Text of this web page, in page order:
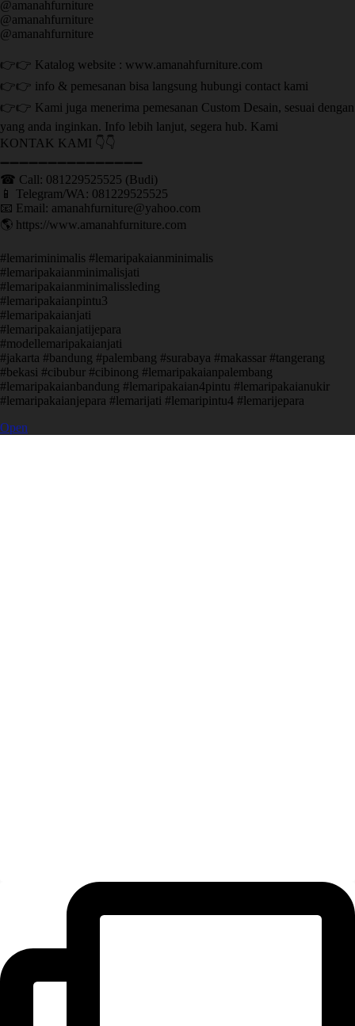
@amanahfurniture
@amanahfurniture
@amanahfurniture
👉👉 Katalog website : www.amanahfurniture.com
👉👉 info & pemesanan bisa langsung hubungi contact kami
👉👉 Kami juga menerima pemesanan Custom Desain, sesuai dengan
yang anda inginkan. Info lebih lanjut, segera hub. Kami
KONTAK KAMI 👇👇
➖➖➖➖➖➖➖➖➖➖➖➖➖➖➖ ㅤ
☎ Call: 081229525525 (Budi)
📱 Telegram/WA: 081229525525
📧 Email: amanahfurniture@yahoo.com
🌎 https://www.amanahfurniture.com
#lemariminimalis #lemaripakaianminimalis
#lemaripakaianminimalisjati
#lemaripakaianminimalissleding
#lemaripakaianpintu3
#lemaripakaianjati
#lemaripakaianjatijepara
#modellemaripakaianjati
#jakarta #bandung #palembang #surabaya #makassar #tangerang
#bekasi #cibubur #cibinong #lemaripakaianpalembang
#lemaripakaianbandung #lemaripakaian4pintu #lemaripakaianukir
#lemaripakaianjepara #lemarijati #lemaripintu4 #lemarijepara
Open